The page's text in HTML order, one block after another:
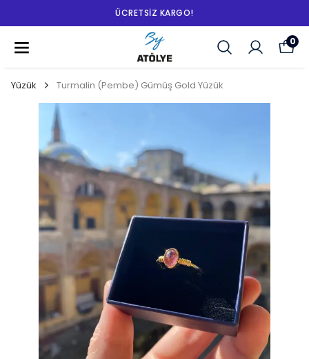
ÜCRETSIZ KARGO!
0
Yüzük Turmalin (Pembe) Gümüş Gold Yüzük